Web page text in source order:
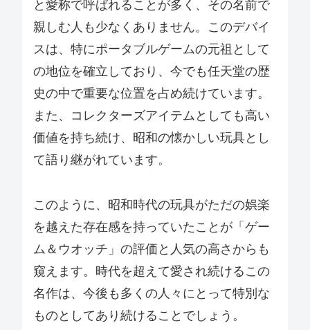
と愛称で呼ばれることが多く、その名前で
親しむ人も少なくありません。このデバイ
スは、特にポータブルゲームの元祖として
の地位を確立しており、今でも任天堂の歴
史の中で重要な位置を占め続けています。
また、コレクターズアイテムとしても高い
価値を持ち続け、昭和の懐かしい玩具とし
て語り継がれています。
このように、昭和時代の玩具がただの娯楽
を越えた存在感を持っていたことが「ゲー
ム＆ウオッチ」の評価と人気の高さからも
窺えます。時代を超えて愛され続けるこの
名作は、今後も多くの人々にとって特別な
ものとしてあり続けることでしょう。